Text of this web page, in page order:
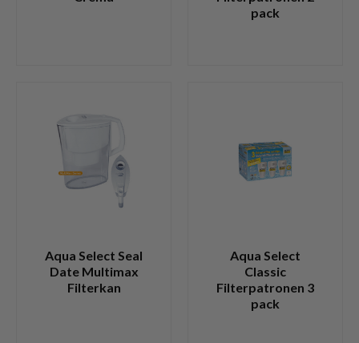
pack
Aqua Select Seal
Date Multimax
Filterkan
Aqua Select
Classic
Filterpatronen 3
pack